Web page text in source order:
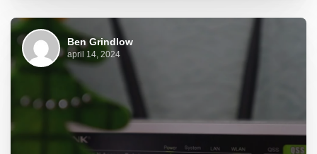
Ben Grindlow
april 14, 2024